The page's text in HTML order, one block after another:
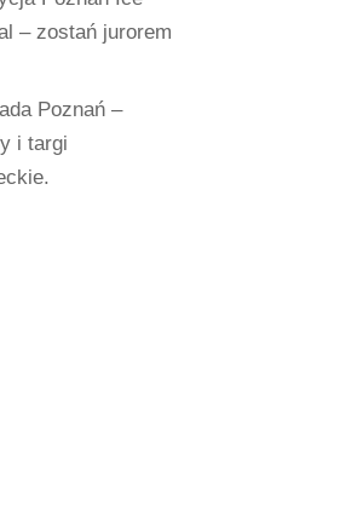
– zostań jurorem
Poznań –
i targi